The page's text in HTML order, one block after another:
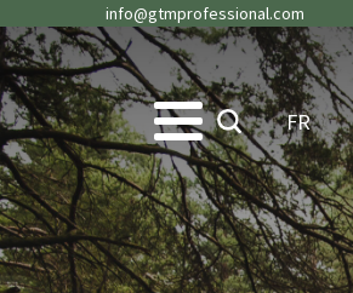
info@gtmprofessional.com
FR